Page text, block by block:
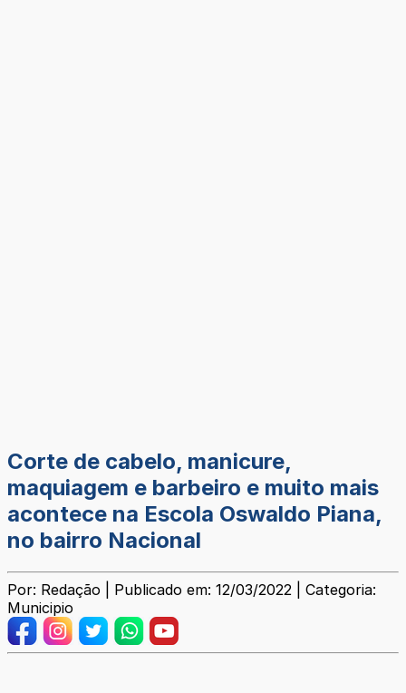
Corte de cabelo, manicure,
maquiagem e barbeiro e muito mais
acontece na Escola Oswaldo Piana,
no bairro Nacional
Por: Redação | Publicado em: 12/03/2022 | Categoria:
Municipio